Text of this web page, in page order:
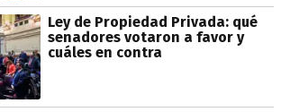
Ley de Propiedad Privada: qué
senadores votaron a favor y
cuáles en contra